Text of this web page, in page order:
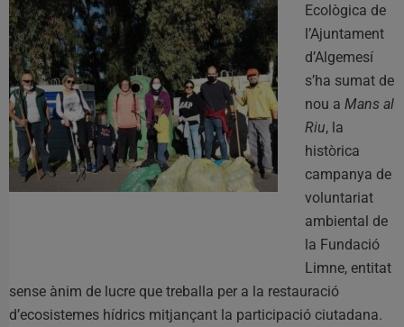
Ecològica de
l’Ajuntament
d’Algemesí
s’ha sumat de
nou a Mans al
Riu, la
històrica
campanya de
voluntariat
ambiental de
la Fundació
Limne, entitat
sense ànim de lucre que treballa per a la restauració
d’ecosistemes hídrics mitjançant la participació ciutadana.